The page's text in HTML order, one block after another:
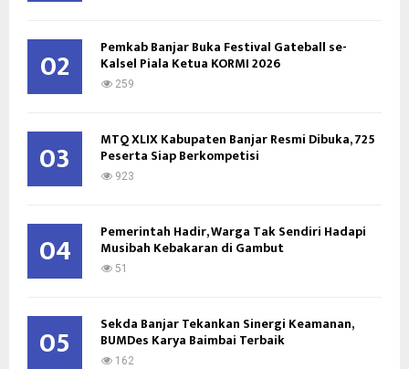
02 Pemkab Banjar Buka Festival Gateball se-
Kalsel Piala Ketua KORMI 2026
259
03 MTQ XLIX Kabupaten Banjar Resmi Dibuka, 725
Peserta Siap Berkompetisi
923
04 Pemerintah Hadir, Warga Tak Sendiri Hadapi
Musibah Kebakaran di Gambut
51
05 Sekda Banjar Tekankan Sinergi Keamanan,
BUMDes Karya Baimbai Terbaik
162